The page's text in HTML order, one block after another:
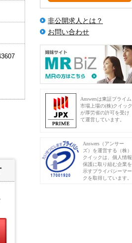
非公開求人とは？
お問い合わせ
Answersは東証プライム
市場上場の(株)クイック
が厚労省の許可を受け
て運営しています。
Answers（アンサー
ズ）を運営する（株）
クイックは、個人情報
保護に取り組む企業を
示すプライバシーマー
クを取得しています。